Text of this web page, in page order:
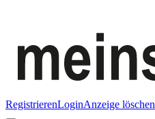
RegistrierenLoginAnzeige löschen